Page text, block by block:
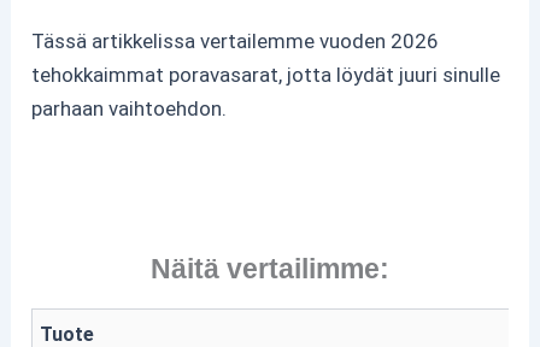
Tässä artikkelissa vertailemme vuoden 2026
tehokkaimmat poravasarat, jotta löydät juuri sinulle
parhaan vaihtoehdon.
Näitä vertailimme:
Tuote